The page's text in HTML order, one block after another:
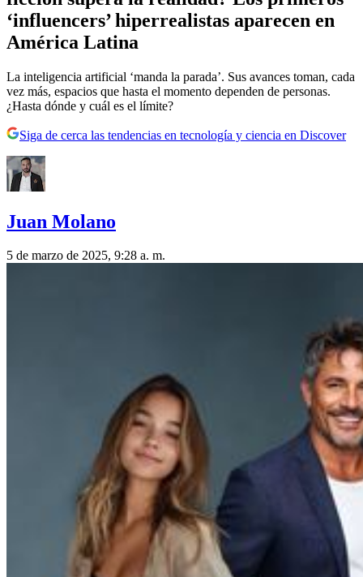
‘influencers’ hiperrealistas aparecen en
América Latina
La inteligencia artificial ‘manda la parada’. Sus avances toman, cada
vez más, espacios que hasta el momento dependen de personas.
¿Hasta dónde y cuál es el límite?
Siga de cerca las tendencias en tecnología y ciencia en Discover
Juan Molano
5 de marzo de 2025, 9:28 a. m.